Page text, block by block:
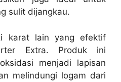
sulit dijangkau.
karat lain yang efektif
Extra. Produk ini
menjadi lapisan
melindungi logam dari